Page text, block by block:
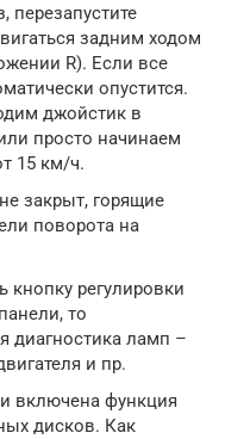
перезапустите
задним ходом
R). Если все
опустится.
джойстик в
просто начинаем
15 км/ч.
закрыт, горящие
поворота на
кнопку регулировки
то
диагностика ламп –
и пр.
включена функция
дисков. Как